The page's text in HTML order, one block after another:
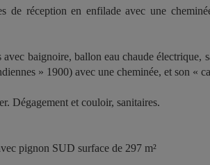
de réception en enfilade avec une
baignoire, ballon eau chaude électrique,
» 1900) avec une cheminée, et son «
Dégagement et couloir, sanitaires.
pignon SUD surface de 297 m²